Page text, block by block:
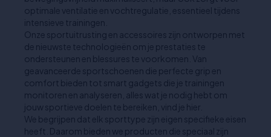
optimale ventilatie en vochtregulatie, essentieel tijdens
intensieve trainingen.
Onze sportuitrusting en accessoires zijn ontworpen met
de nieuwste technologieën om je prestaties te
ondersteunen en blessures te voorkomen. Van
geavanceerde sportschoenen die perfecte grip en
comfort bieden tot smart gadgets die je trainingen
monitoren en analyseren, alles wat je nodig hebt om
jouw sportieve doelen te bereiken, vind je hier.
We begrijpen dat elk sporttype zijn eigen specifieke eisen
heeft. Daarom bieden we producten die speciaal zijn